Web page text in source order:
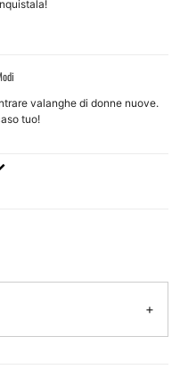
valanghe di donne nuove.
tuo!